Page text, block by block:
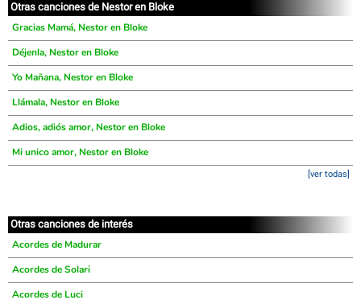
Otras canciones de Nestor en Bloke
Gracias Mamá, Nestor en Bloke
Déjenla, Nestor en Bloke
Yo Mañana, Nestor en Bloke
Llámala, Nestor en Bloke
Adios, adiós amor, Nestor en Bloke
Mi unico amor, Nestor en Bloke
[ver todas]
Otras canciones de interés
Acordes de Madurar
Acordes de Solari
Acordes de Luci